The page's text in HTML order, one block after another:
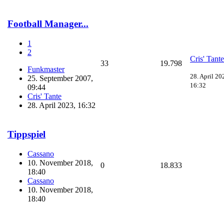
Football Manager...
1
2
Funkmaster
25. September 2007,
09:44
Cris' Tante
28. April 2023, 16:32
33 19.798
Cris' Tante
28. April
16:32
Tippspiel
Cassano
10. November 2018,
18:40
Cassano
10. November 2018,
18:40
0 18.833